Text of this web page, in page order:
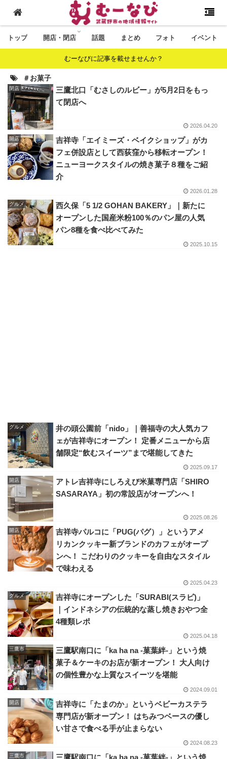
トップ 開店・閉店 話題 まとめ フォト イベント
むーなびに記事を載せませんか？
＃お菓子
閉店
三鷹北口「むさしのルビー」が5月2日をもっ
て閉店へ
2026.04.20
開店
吉祥寺「エイミーズ・ベイクショップ」がカ
フェ併設店として西荻窪から移転オープン！
ニューヨークスタイルの焼き菓子８種をご紹
介
2026.01.28
グルメ
西久保「5 1/2 GOHAN BAKERY」｜新たに
オープンした国産米粉100％のパン屋の人気
パン8種を食べ比べてみた
2025.10.15
グルメ
井の頭公園前「nido」｜善福寺の大人気カフ
ェが吉祥寺にオープン！ 定番メニューから店
舗限定“飲むスイーツ”まで堪能してきた
2025.09.17
開店
アトレ吉祥寺にしろえび米菓専門店「SHIRO
SASARAYA」初の常設店がオープンへ！
2025.08.26
開店
吉祥寺パルコに「PUG(パグ）」というアメ
リカンクッキー新ブランドのカフェがオープ
ンへ！ こだわりのクッキーを自由なスタイル
で味わえる
2025.04.23
グルメ
吉祥寺にオープンした「SURABI(スラビ)」
｜インドネシアの伝統的な蒸し焼きおやつ全
4種類レポ
2025.04.18
三鷹市
三鷹駅南口に「ka ha na -菓葉絆-」という焼
菓子＆ケーキのお店が新オープン！ 大人向け
の個性豊かな上質なスイーツを堪能
2024.09.01
開店
吉祥寺に「たまのか」というベビーカステラ
専門店が新オープン！ はちみつベースの優し
い甘さで食べる手が止まらない
2024.08.23
三鷹市
三鷹駅南口に「ka ha na -菓葉絆-」という焼